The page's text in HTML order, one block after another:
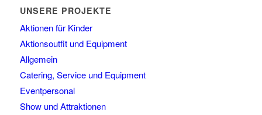
UNSERE PROJEKTE
Aktionen für Kinder
Aktionsoutfit und Equipment
Allgemein
Catering, Service und Equipment
Eventpersonal
Show und Attraktionen